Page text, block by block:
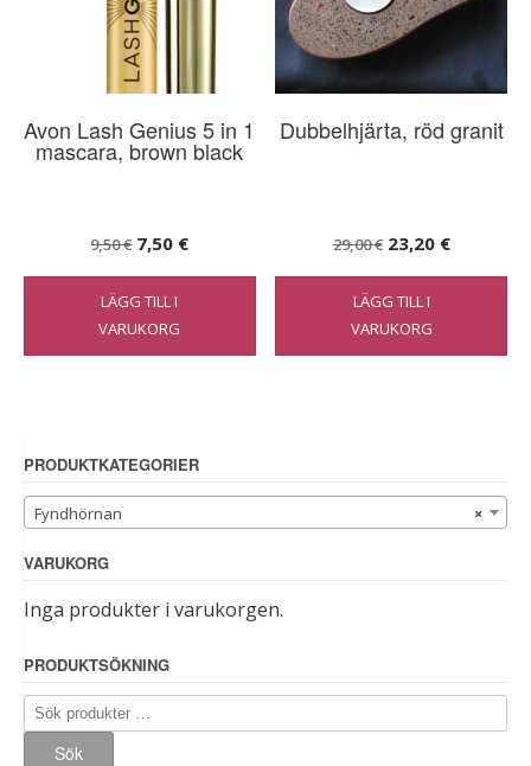
Avon Lash Genius 5 in 1
mascara, brown black
9,50€ Det
ursprungliga
priset
var:
7,50 €Det
nuvarande
LÄGG TILL I
VARUKORG
Dubbelhjärta, röd granit
29,00€ Det
ursprungliga
priset
var:
23,20 €Det
LÄGG TILL I
VARUKORG
PRODUKTKATEGORIER
×
Fyndhörnan
VARUKORG
Inga produkter i varukorgen.
PRODUKTSÖKNING
Sök
efter:
Sök